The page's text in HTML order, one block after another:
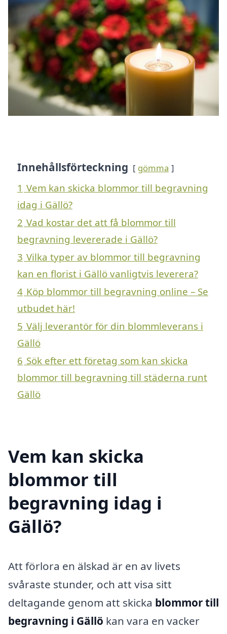
Innehållsförteckning gömma
1 Vem kan skicka blommor till begravning
idag i Gällö?
2 Vad kostar det att få blommor till
begravning levererade i Gällö?
3 Vilka typer av blommor till begravning
kan en florist i Gällö vanligtvis leverera?
4 Köp blommor till begravning online – Se
utbudet här!
5 Välj leverantör för din blommleverans i
Gällö
6 Sök efter ett företag som kan skicka
blommor till begravning till städerna runt
Gällö
Vem kan skicka
blommor till
begravning idag i
Gällö?
Att förlora en älskad är en av livets
svåraste stunder, och att visa sitt
deltagande genom att skicka blommor till
begravning i Gällö kan vara en vacker